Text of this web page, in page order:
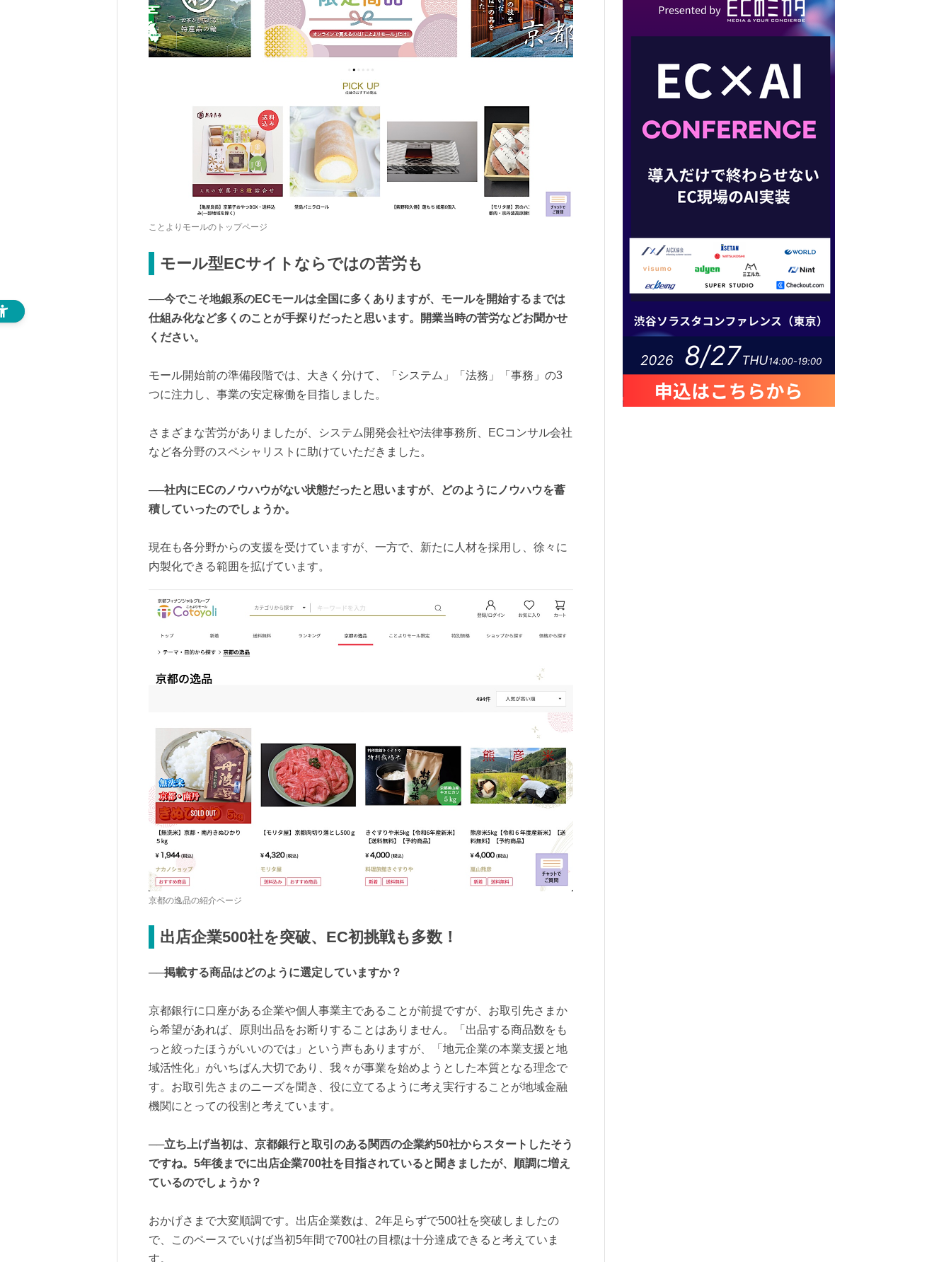
ことよりモールのトップページ
モール型ECサイトならではの苦労も
──今でこそ地銀系のECモールは全国に多くありますが、モールを開始するまでは
仕組み化など多くのことが手探りだったと思います。開業当時の苦労などお聞かせ
ください。
モール開始前の準備段階では、大きく分けて、「システム」「法務」「事務」の3
つに注力し、事業の安定稼働を目指しました。
さまざまな苦労がありましたが、システム開発会社や法律事務所、ECコンサル会社
など各分野のスペシャリストに助けていただきました。
──社内にECのノウハウがない状態だったと思いますが、どのようにノウハウを蓄
積していったのでしょうか。
現在も各分野からの支援を受けていますが、一方で、新たに人材を採用し、徐々に
内製化できる範囲を拡げています。
京都の逸品の紹介ページ
出店企業500社を突破、EC初挑戦も多数！
──掲載する商品はどのように選定していますか？
京都銀行に口座がある企業や個人事業主であることが前提ですが、お取引先さまか
ら希望があれば、原則出品をお断りすることはありません。「出品する商品数をも
っと絞ったほうがいいのでは」という声もありますが、「地元企業の本業支援と地
域活性化」がいちばん大切であり、我々が事業を始めようとした本質となる理念で
す。お取引先さまのニーズを聞き、役に立てるように考え実行することが地域金融
機関にとっての役割と考えています。
──立ち上げ当初は、京都銀行と取引のある関西の企業約50社からスタートしたそう
ですね。5年後までに出店企業700社を目指されていると聞きましたが、順調に増え
ているのでしょうか？
おかげさまで大変順調です。出店企業数は、2年足らずで500社を突破しましたの
で、このペースでいけば当初5年間で700社の目標は十分達成できると考えていま
す。